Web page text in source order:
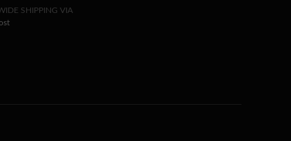
SHIPPING VIA